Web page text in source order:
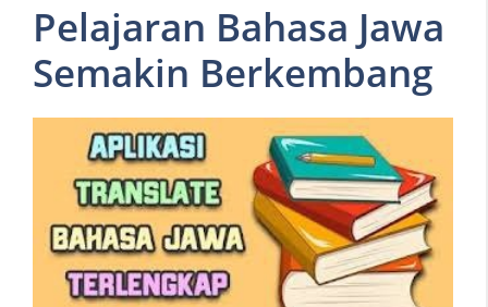
Pelajaran Bahasa Jawa
Semakin Berkembang